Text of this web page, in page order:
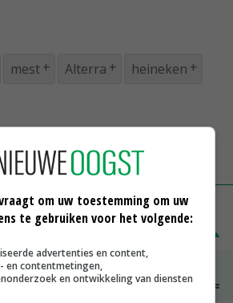
mest Alterra heineken
gr
€ 1,09~ € 1,11
om uw toestemming om uw
te gebruiken voor het volgende:
advertenties en content,
en contentmetingen,
en ontwikkeling van diensten